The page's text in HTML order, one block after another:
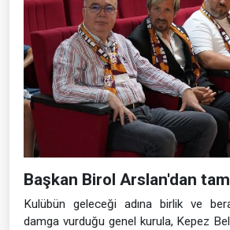
Başkan Birol Arslan'dan
Kulübün geleceği adına birlik ve
damga vurduğu genel kurula, Kepez